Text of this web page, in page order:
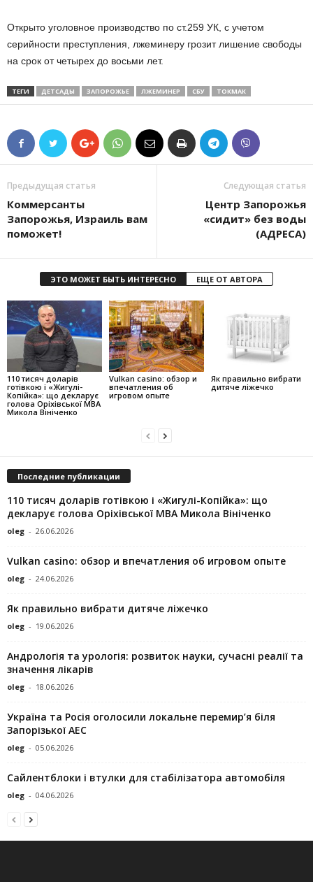
Открыто уголовное производство по ст.259 УК, с учетом
серийности преступления, лжеминеру грозит лишение свободы
на срок от четырех до восьми лет.
ТЕГИ ДЕТСАДЫ ЗАПОРОЖЬЕ ЛЖЕМИНЕР СБУ ТОКМАК
Предыдущая статья
Коммерсанты
Запорожья, Израиль вам
поможет!
Следующая статья
Центр Запорожья
«сидит» без воды
(АДРЕСА)
ЭТО МОЖЕТ БЫТЬ ИНТЕРЕСНО ЕЩЕ ОТ АВТОРА
110 тисяч доларів
готівкою і «Жигулі-
Копійка»: що декларує
голова Оріхівської МВА
Микола Вініченко
Vulkan casino: обзор и
впечатления об
игровом опыте
Як правильно вибрати
дитяче ліжечко
Последние публикации
110 тисяч доларів готівкою і «Жигулі-Копійка»: що
декларує голова Оріхівської МВА Микола Вініченко
oleg - 26.06.2026
Vulkan casino: обзор и впечатления об игровом опыте
oleg - 24.06.2026
Як правильно вибрати дитяче ліжечко
oleg - 19.06.2026
Андрологія та урологія: розвиток науки, сучасні реалії та
значення лікарів
oleg - 18.06.2026
Україна та Росія оголосили локальне перемир’я біля
Запорізької АЕС
oleg - 05.06.2026
Сайлентблоки і втулки для стабілізатора автомобіля
oleg - 04.06.2026